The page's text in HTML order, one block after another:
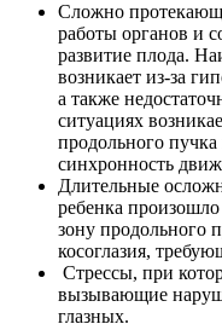
Сложно
работы органов и
развитие плода.
возникает из-за
а также
ситуациях
продольного пучка
синхронность
Длительные
ребенка
зону продольного
косоглазия,
Стрессы, при
вызывающие
глазных.